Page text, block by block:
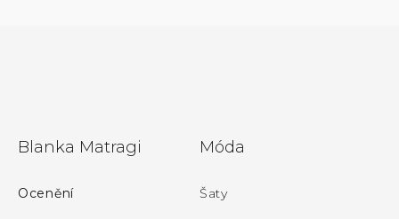
Blanka Matragi
Ocenění
Móda
Šaty